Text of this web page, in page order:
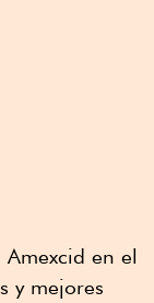
en el
y mejores